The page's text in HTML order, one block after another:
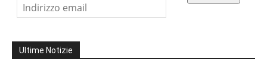
Ultime Notizie